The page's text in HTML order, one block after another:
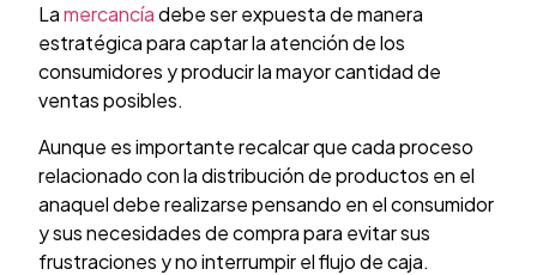
Lamercancíadebe ser expuesta de manera
estratégica para captar la atención de los
consumidores y producir la mayor cantidad de
ventas posibles.
Aunque es importante recalcar que cada proceso
relacionado con la distribución de productos en el
anaquel debe realizarse pensando en el consumidor
y sus necesidades de compra para evitar sus
frustraciones y no interrumpir el flujo de caja.